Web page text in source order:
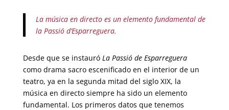
La música en directo es un elemento fundamental de
la Passió d’Esparreguera.
Desde que se instauró La Passió de Esparreguera
como drama sacro escenificado en el interior de un
teatro, ya en la segunda mitad del siglo XIX, la
música en directo siempre ha sido un elemento
fundamental. Los primeros datos que tenemos